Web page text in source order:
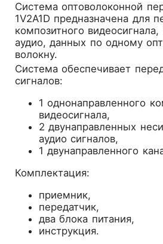
Система оптоволоконной
1V2A1D предназначена для
композитного видеосигнала,
аудио, данных по одному
волокну.
Система обеспечивает
сигналов:
1 однонаправленного
видеосигнала,
2 двунаправленных
аудио сигналов,
1 двунаправленного
Комплектация:
приемник,
передатчик,
два блока питания,
инструкция.